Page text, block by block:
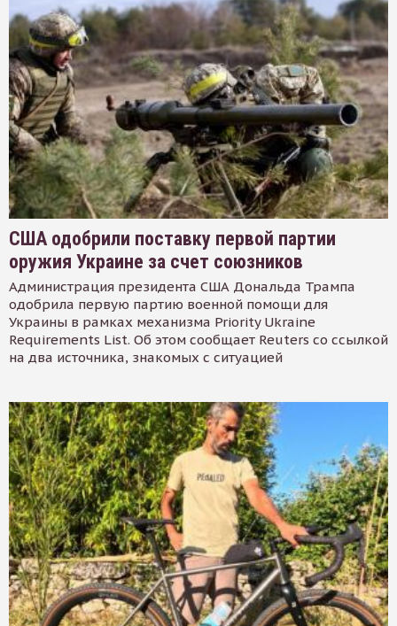
США одобрили поставку первой партии
оружия Украине за счет союзников
Администрация президента США Дональда Трампа
одобрила первую партию военной помощи для
Украины в рамках механизма Priority Ukraine
Requirements List. Об этом сообщает Reuters со ссылкой
на два источника, знакомых с ситуацией